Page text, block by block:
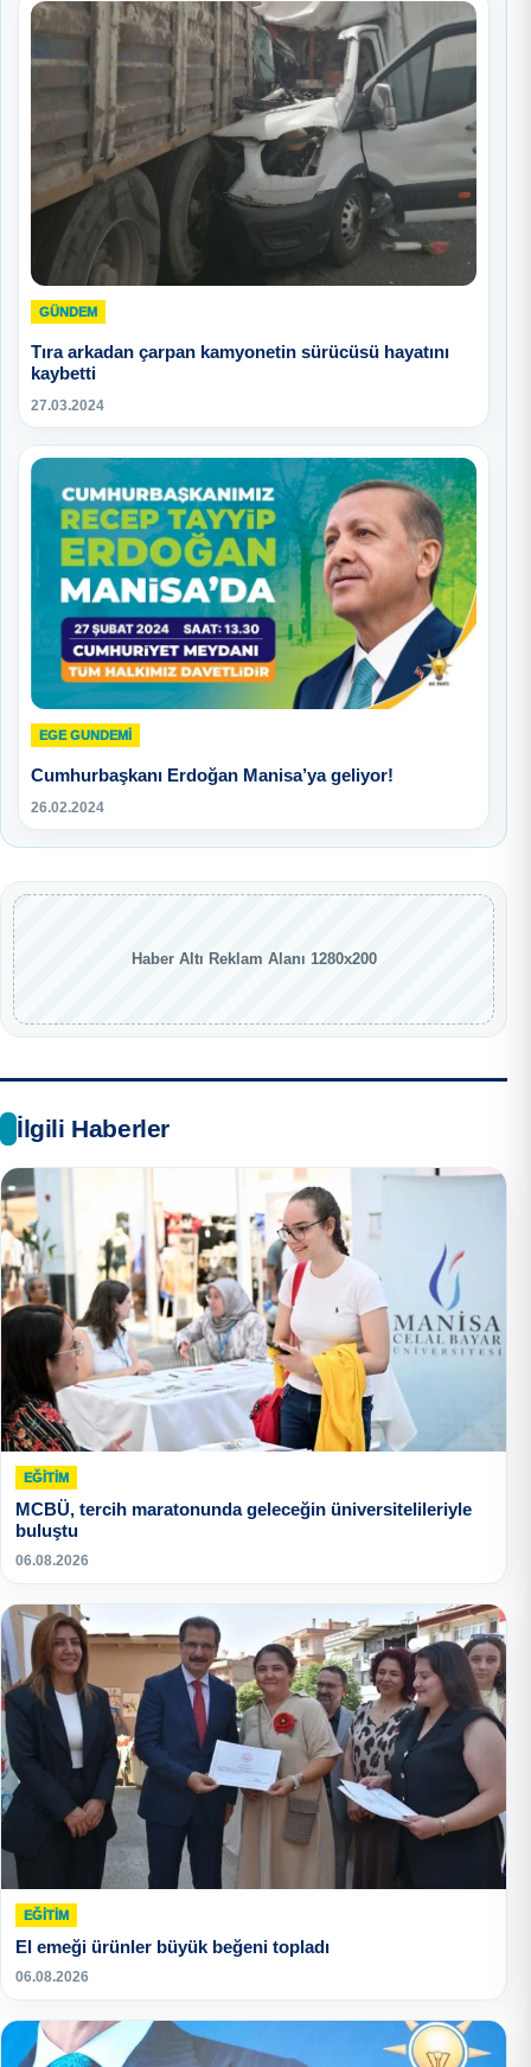
GÜNDEM
Tıra arkadan çarpan kamyonetin sürücüsü hayatını
kaybetti
27.03.2024
EGE GUNDEMİ
Cumhurbaşkanı Erdoğan Manisa’ya geliyor!
26.02.2024
Haber Altı Reklam Alanı 1280x200
İlgili Haberler
EĞITIM
MCBÜ, tercih maratonunda geleceğin üniversitelileriyle
buluştu
06.08.2026
EĞITIM
El emeği ürünler büyük beğeni topladı
06.08.2026